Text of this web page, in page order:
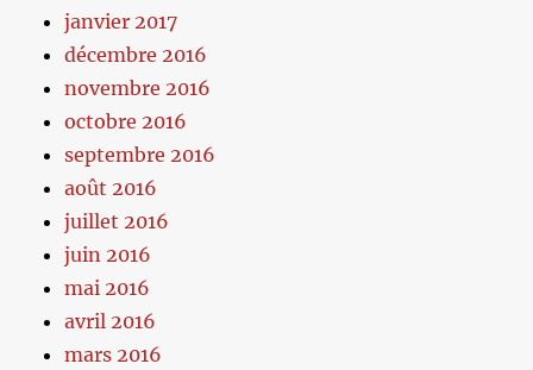
janvier 2017
décembre 2016
novembre 2016
octobre 2016
septembre 2016
août 2016
juillet 2016
juin 2016
mai 2016
avril 2016
mars 2016